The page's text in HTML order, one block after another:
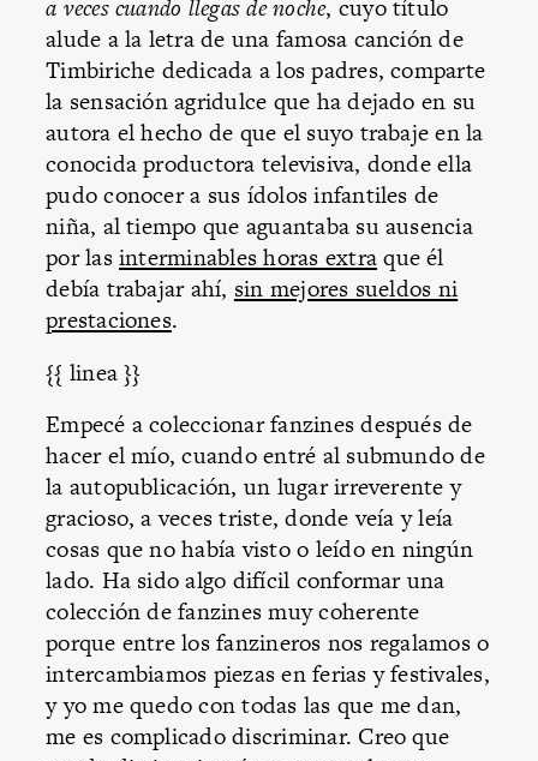
a veces cuando llegas de noche, cuyo título
alude a la letra de una famosa canción de
Timbiriche dedicada a los padres, comparte
la sensación agridulce que ha dejado en su
autora el hecho de que el suyo trabaje en la
conocida productora televisiva, donde ella
pudo conocer a sus ídolos infantiles de
niña, al tiempo que aguantaba su ausencia
por lasinterminables horas extraque él
debía trabajar ahí, sin mejores sueldos ni
prestaciones.
{{ linea }}
Empecé a coleccionar fanzines después de
hacer el mío, cuando entré al submundo de
la autopublicación, un lugar irreverente y
gracioso, a veces triste, donde veía y leía
cosas que no había visto o leído en ningún
lado. Ha sido algo difícil conformar una
colección de fanzines muy coherente
porque entre los fanzineros nos regalamos o
intercambiamos piezas en ferias y festivales,
y yo me quedo con todas las que me dan,
me es complicado discriminar. Creo que